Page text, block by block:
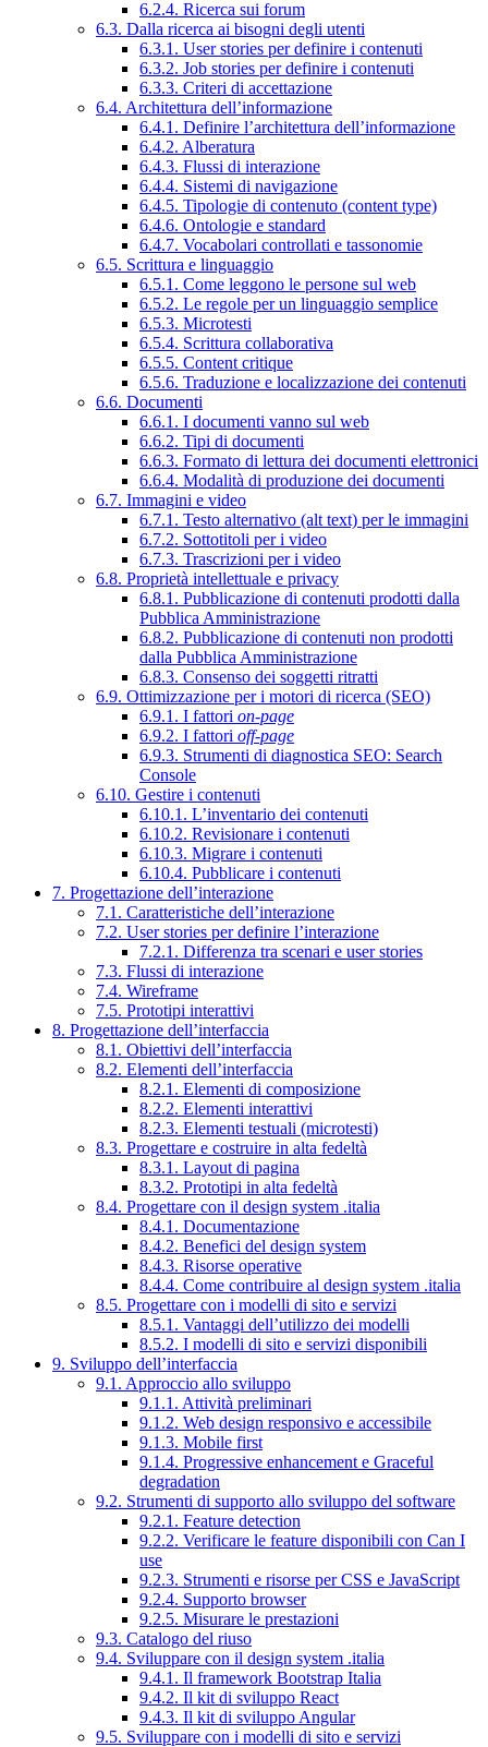
6.2.4. Ricerca sui forum
6.3. Dalla ricerca ai bisogni degli utenti
6.3.1. User stories per definire i contenuti
6.3.2. Job stories per definire i contenuti
6.3.3. Criteri di accettazione
6.4. Architettura dell’informazione
6.4.1. Definire l’architettura dell’informazione
6.4.2. Alberatura
6.4.3. Flussi di interazione
6.4.4. Sistemi di navigazione
6.4.5. Tipologie di contenuto (content type)
6.4.6. Ontologie e standard
6.4.7. Vocabolari controllati e tassonomie
6.5. Scrittura e linguaggio
6.5.1. Come leggono le persone sul web
6.5.2. Le regole per un linguaggio semplice
6.5.3. Microtesti
6.5.4. Scrittura collaborativa
6.5.5. Content critique
6.5.6. Traduzione e localizzazione dei contenuti
6.6. Documenti
6.6.1. I documenti vanno sul web
6.6.2. Tipi di documenti
6.6.3. Formato di lettura dei documenti elettronici
6.6.4. Modalità di produzione dei documenti
6.7. Immagini e video
6.7.1. Testo alternativo (alt text) per le immagini
6.7.2. Sottotitoli per i video
6.7.3. Trascrizioni per i video
6.8. Proprietà intellettuale e privacy
6.8.1. Pubblicazione di contenuti prodotti dalla
Pubblica Amministrazione
6.8.2. Pubblicazione di contenuti non prodotti
dalla Pubblica Amministrazione
6.8.3. Consenso dei soggetti ritratti
6.9. Ottimizzazione per i motori di ricerca (SEO)
6.9.1. I fattori on-page
6.9.2. I fattori off-page
6.9.3. Strumenti di diagnostica SEO: Search
Console
6.10. Gestire i contenuti
6.10.1. L’inventario dei contenuti
6.10.2. Revisionare i contenuti
6.10.3. Migrare i contenuti
6.10.4. Pubblicare i contenuti
7. Progettazione dell’interazione
7.1. Caratteristiche dell’interazione
7.2. User stories per definire l’interazione
7.2.1. Differenza tra scenari e user stories
7.3. Flussi di interazione
7.4. Wireframe
7.5. Prototipi interattivi
8. Progettazione dell’interfaccia
8.1. Obiettivi dell’interfaccia
8.2. Elementi dell’interfaccia
8.2.1. Elementi di composizione
8.2.2. Elementi interattivi
8.2.3. Elementi testuali (microtesti)
8.3. Progettare e costruire in alta fedeltà
8.3.1. Layout di pagina
8.3.2. Prototipi in alta fedeltà
8.4. Progettare con il design system .italia
8.4.1. Documentazione
8.4.2. Benefici del design system
8.4.3. Risorse operative
8.4.4. Come contribuire al design system .italia
8.5. Progettare con i modelli di sito e servizi
8.5.1. Vantaggi dell’utilizzo dei modelli
8.5.2. I modelli di sito e servizi disponibili
9. Sviluppo dell’interfaccia
9.1. Approccio allo sviluppo
9.1.1. Attività preliminari
9.1.2. Web design responsivo e accessibile
9.1.3. Mobile first
9.1.4. Progressive enhancement e Graceful
degradation
9.2. Strumenti di supporto allo sviluppo del software
9.2.1. Feature detection
9.2.2. Verificare le feature disponibili con Can I
use
9.2.3. Strumenti e risorse per CSS e JavaScript
9.2.4. Supporto browser
9.2.5. Misurare le prestazioni
9.3. Catalogo del riuso
9.4. Sviluppare con il design system .italia
9.4.1. Il framework Bootstrap Italia
9.4.2. Il kit di sviluppo React
9.4.3. Il kit di sviluppo Angular
9.5. Sviluppare con i modelli di sito e servizi